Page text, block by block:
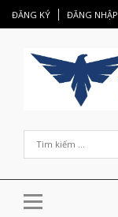
ĐĂNG KÝ ĐĂNG NHẬP